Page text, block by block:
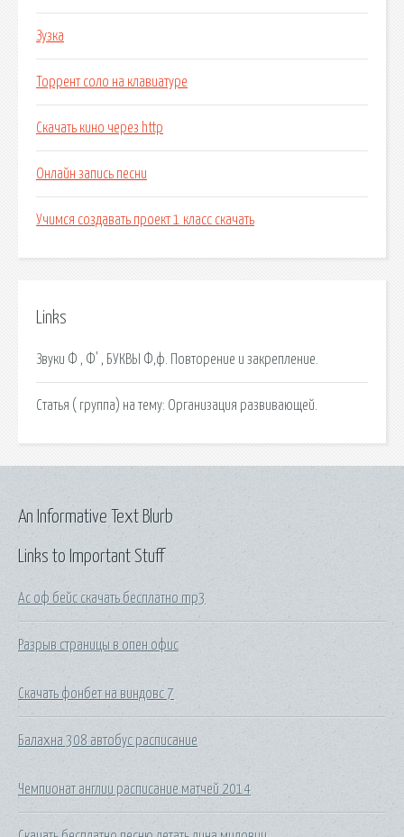
Зузка
Торрент соло на клавиатуре
Скачать кино через http
Онлайн запись песни
Учимся создавать проект 1 класс скачать
Links
Звуки Ф , Ф' , БУКВЫ Ф,ф. Повторение и закрепление.
Статья ( группа) на тему: Организация развивающей.
Links to Important Stuff
Ас оф бейс скачать бесплатно mp3
Разрыв страницы в опен офис
Скачать фонбет на виндовс 7
Балахна 308 автобус расписание
Чемпионат англии расписание матчей 2014
An Informative Text Blurb